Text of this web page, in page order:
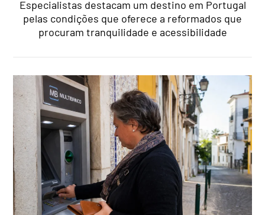
Especialistas destacam um destino em Portugal
pelas condições que oferece a reformados que
procuram tranquilidade e acessibilidade